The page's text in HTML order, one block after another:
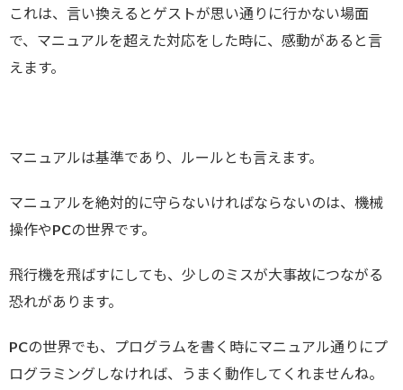
これは、言い換えるとゲストが思い通りに行かない場面
で、マニュアルを超えた対応をした時に、感動があると言
えます。
マニュアルは基準であり、ルールとも言えます。
マニュアルを絶対的に守らないければならないのは、機械
操作やPCの世界です。
飛行機を飛ばすにしても、少しのミスが大事故につながる
恐れがあります。
PCの世界でも、プログラムを書く時にマニュアル通りにプ
ログラミングしなければ、うまく動作してくれませんね。